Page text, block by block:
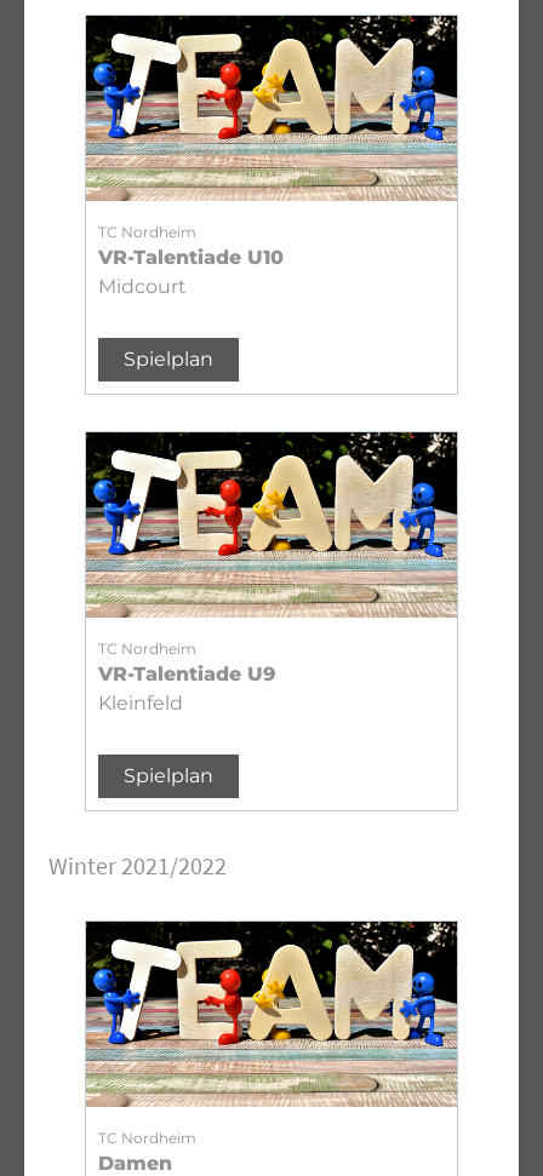
TC Nordheim
VR-Talentiade U10
Midcourt
Spielplan
TC Nordheim
VR-Talentiade U9
Kleinfeld
Spielplan
Winter 2021/2022
TC Nordheim
Damen